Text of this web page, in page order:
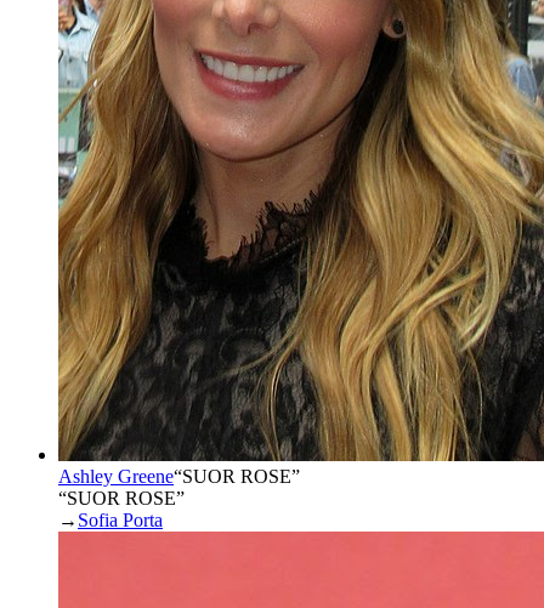
Ashley Greene“SUOR ROSE”
“SUOR ROSE”
→ Sofia Porta